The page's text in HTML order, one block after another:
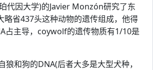
代因大学)的Javier Monzón研究了东
略省437头这种动物的遗传组成，他得
占主导，coywolf的遗传物质有1/10是
狼和狗的DNA(后者大多是大型犬种，